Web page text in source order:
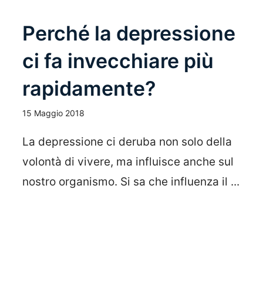
Perché la depressione
ci fa invecchiare più
rapidamente?
15 Maggio 2018
La depressione ci deruba non solo della
volontà di vivere, ma influisce anche sul
nostro organismo. Si sa che influenza il ...